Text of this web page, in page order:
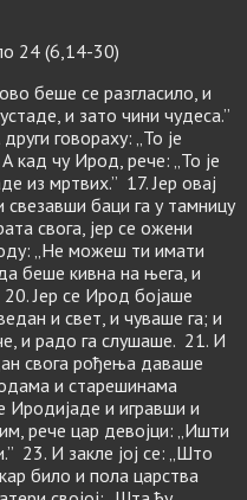
24 (6,14-30)
беше се разгласило, и
и зато чини чудеса.”
говораху: „То је
кад чу Ирод, рече: „То је
из мртвих.” 17. Јер овај
баци га у тамницу
свога, јер се ожени
„Не можеш ти имати
беше кивна на њега, и
Јер се Ирод бојаше
и свет, и чуваше га; и
и радо га слушаше. 21. И
свога рођења даваше
и старешинама
Иродијаде и игравши и
рече цар девојци: „Ишти
23. И закле јој се: „Што
било и пола царства